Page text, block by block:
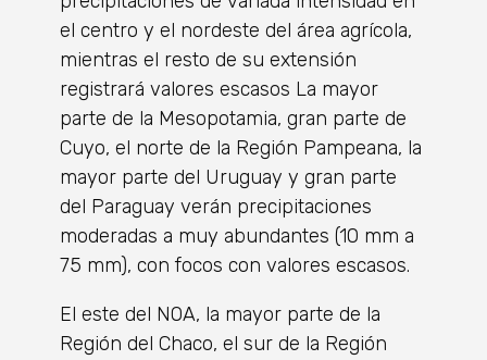
el centro y el nordeste del área agrícola,
mientras el resto de su extensión
registrará valores escasos La mayor
parte de la Mesopotamia, gran parte de
Cuyo, el norte de la Región Pampeana, la
mayor parte del Uruguay y gran parte
del Paraguay verán precipitaciones
moderadas a muy abundantes (10 mm a
75 mm), con focos con valores escasos.
El este del NOA, la mayor parte de la
Región del Chaco, el sur de la Región